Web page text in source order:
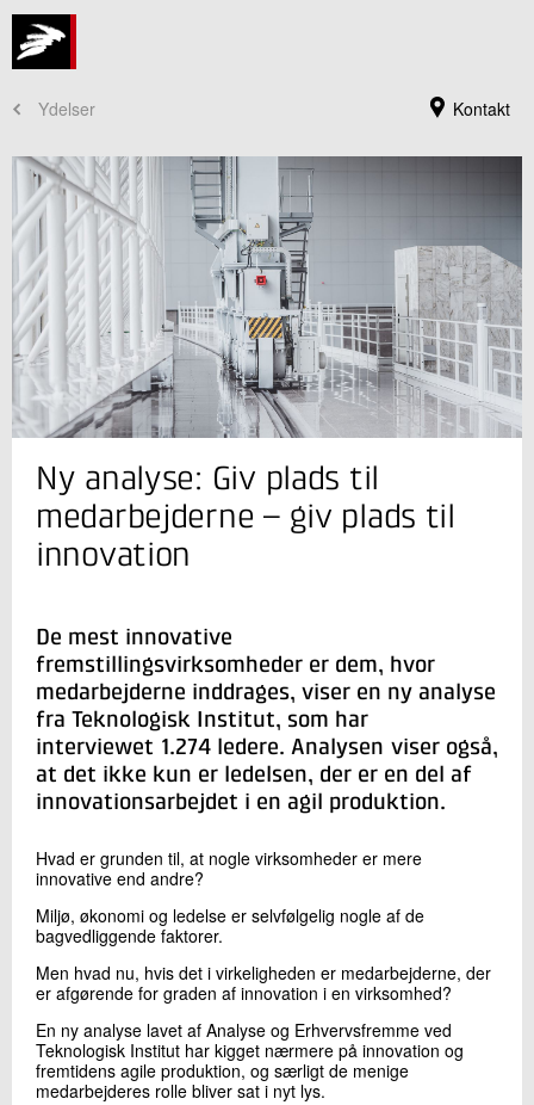
Kontakt
Ydelser
Jeg er din kontaktperson
Emil Højbjerre Thomsen
Forretningsleder
Erhverv og Samfund
+45 72 20 18 70
Skriv til mig
Ny analyse: Giv plads til
medarbejderne – giv plads til
innovation
De mest innovative
fremstillingsvirksomheder er dem, hvor
medarbejderne inddrages, viser en ny analyse
fra Teknologisk Institut, som har
interviewet 1.274 ledere. Analysen viser også,
at det ikke kun er ledelsen, der er en del af
innovationsarbejdet i en agil produktion.
Hvad er grunden til, at nogle virksomheder er mere
innovative end andre?
Miljø, økonomi og ledelse er selvfølgelig nogle af de
bagvedliggende faktorer.
Men hvad nu, hvis det i virkeligheden er medarbejderne, der
er afgørende for graden af innovation i en virksomhed?
En ny analyse lavet af Analyse og Erhvervsfremme ved
Teknologisk Institut har kigget nærmere på innovation og
fremtidens agile produktion, og særligt de menige
medarbejderes rolle bliver sat i nyt lys.